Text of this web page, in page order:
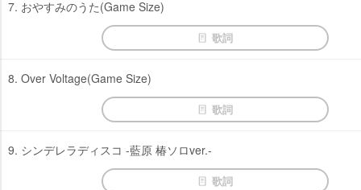
7. おやすみのうた(Game Size)
歌詞
8. Over Voltage(Game Size)
歌詞
9. シンデレラディスコ -藍原 椿ソロver.-
歌詞